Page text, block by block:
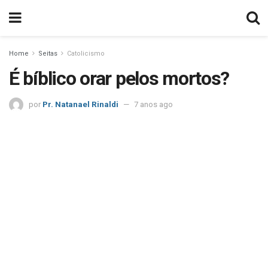
Home Seitas Catolicismo
É bíblico orar pelos mortos?
por Pr. Natanael Rinaldi 7 anos ago